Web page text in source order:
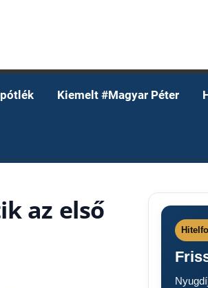
Kiemelt #Magyar Péter
az első